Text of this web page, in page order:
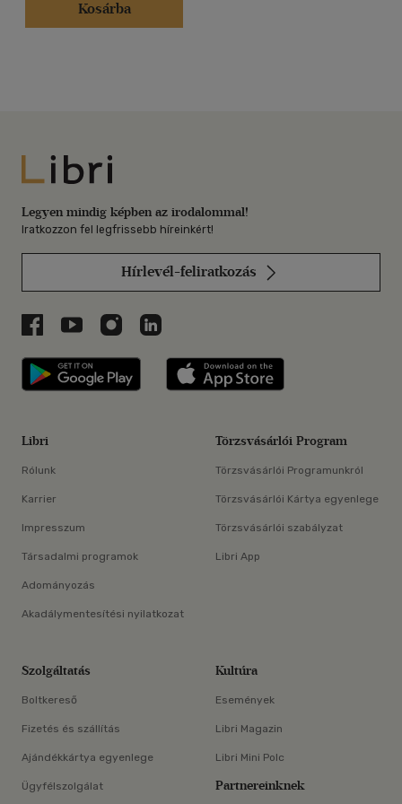
Kosárba
Libri
Legyen mindig képben az irodalommal!
Iratkozzon fel legfrissebb híreinkért!
Hírlevél-feliratkozás
Libri a Facebookon
Libri a Youtube-on
Libri az Instagramon
Libri a LinkedInen
Libri applikáció Szerezd meg: Google
Libri
Rólunk
Karrier
Impresszum
Társadalmi programok
Adományozás
Akadálymentesítési nyilatkozat
Törzsvásárlói Program
Törzsvásárlói Programunkról
Törzsvásárlói Kártya egyenlege
Törzsvásárlói szabályzat
Libri App
Szolgáltatás
Boltkereső
Fizetés és szállítás
Ajándékkártya egyenlege
Ügyfélszolgálat
Kultúra
Események
Libri Magazin
Libri Mini Polc
Partnereinknek